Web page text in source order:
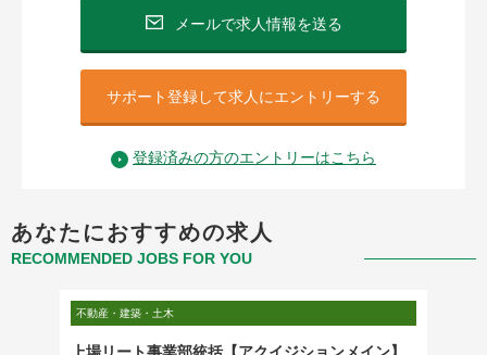
メールで求人情報を送る
サポート登録して求人にエントリーする
登録済みの方のエントリーはこちら
あなたにおすすめの求人
RECOMMENDED JOBS FOR YOU
不動産・建築・土木